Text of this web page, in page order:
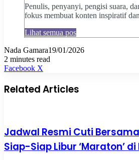
Penulis, penyanyi, pengisi suara,
fokus membuat konten inspiratif
Lihat semua pos
Nada Gamara19/01/2026
2 minutes read
Facebook X
Email
Related Articles
Jadwal Resmi Cuti
Siap-Siap Libur ‘Maraton’